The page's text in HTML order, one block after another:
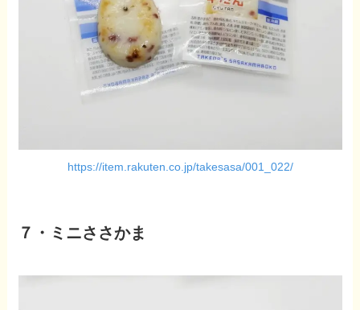
https://item.rakuten.co.jp/takesasa/001_022/
７・ミニささかま